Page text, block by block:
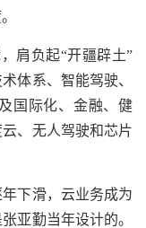
肩负起“开疆辟土”
体系、智能驾驶、
国际化、金融、健
、无人驾驶和芯片
下滑，云业务成为
亚勤当年设计的。